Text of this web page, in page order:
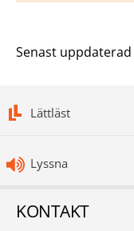
Senast uppdaterad
Lättläst
Lyssna
KONTAKT